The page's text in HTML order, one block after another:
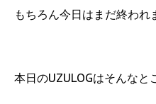
もちろん今日はまだ終われ
本日のUZULOGはそんなと